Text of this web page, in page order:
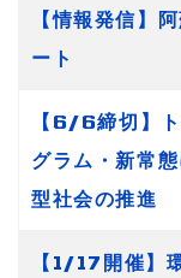
【情報発信】
ート
【6/6締切】
グラム・新常
型社会の推進
【1/17開催】